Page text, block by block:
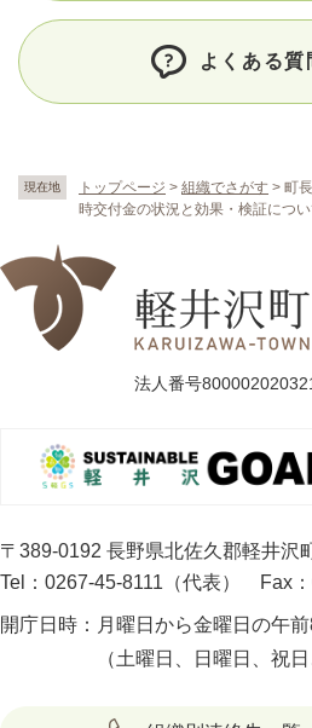
現在地 トップページ > 組織でさがす > 町
時交付金の状況と効果・検証につ
よくある質
法人番号
〒389-0192 長野県北佐久郡軽井沢
Tel：0267-45-8111（代表）
Fax
開庁日時： 月曜日から金曜日の午
（土曜日、日曜日、祝